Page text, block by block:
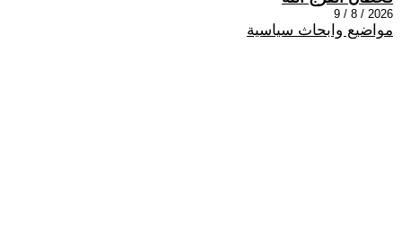
2026 / 8 / 9
مواضيع وابحاث سياسية